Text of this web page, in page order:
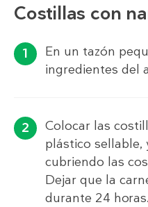
Costillas con
En un tazón
ingredientes del
Colocar las
plástico sellable,
cubriendo las
Dejar que la
durante 24 horas.